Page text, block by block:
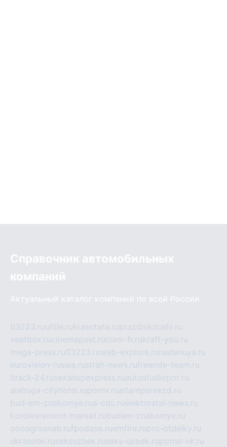
Справочник автомобильных
компаний
Актуальный каталог компаний по всей России
03223.ruufille.rukrasotata.ruprazdnikdushi.ru
veetbox.rucinemapost.ruciam-fr.rukraft-you.ru
mega-press.ru03223.ruweb-explore.ru rastenuya.ru
eurovision-russia.rustrah-news.rufreeride-team.ru
itrack-24.rusexshopexpress.ruautostudiopro.ru
alabuga-cityhotel.rupornv.ruatlantpereezd.ru
bud-em-znakomye.rua-cdc.ruelektrostal-news.ru
korolevremont-market.rubudem-znakomye.ru
oooagrosnab.rufpodaso.ruemfire.rupro-otdelky.ru
ukrasotki.ruseksuzbek.ruseks-uzbek.ruporno-vk.ru